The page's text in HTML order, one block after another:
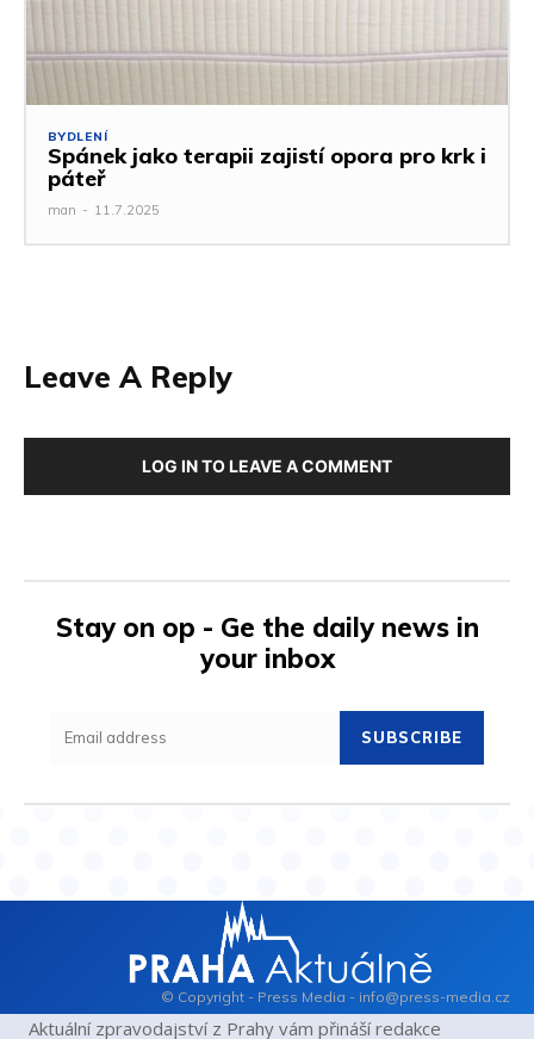
BYDLENÍ
Spánek jako terapii zajistí opora pro krk i
páteř
man - 11.7.2025
Leave A Reply
LOG IN TO LEAVE A COMMENT
Stay on op - Ge the daily news in
your inbox
SUBSCRIBE
© Copyright - Press Media - info@press-media.cz
Aktuální zpravodajství z Prahy vám přináší redakce